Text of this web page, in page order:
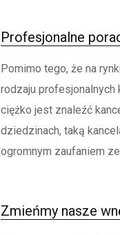
Profesjonalne
Pomimo tego, że na
rodzaju profesjonalnych
ciężko jest znaleźć
dziedzinach, taką
ogromnym zaufaniem
Zmieńmy nasze